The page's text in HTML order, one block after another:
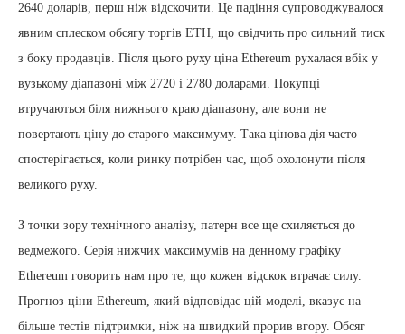
2640 доларів, перш ніж відскочити. Це падіння супроводжувалося
явним сплеском обсягу торгів ETH, що свідчить про сильний тиск
з боку продавців. Після цього руху ціна Ethereum рухалася вбік у
вузькому діапазоні між 2720 і 2780 доларами. Покупці
втручаються біля нижнього краю діапазону, але вони не
повертають ціну до старого максимуму. Така цінова дія часто
спостерігається, коли ринку потрібен час, щоб охолонути після
великого руху.
З точки зору технічного аналізу, патерн все ще схиляється до
ведмежого. Серія нижчих максимумів на денному графіку
Ethereum говорить нам про те, що кожен відскок втрачає силу.
Прогноз ціни Ethereum, який відповідає цій моделі, вказує на
більше тестів підтримки, ніж на швидкий прорив вгору. Обсяг